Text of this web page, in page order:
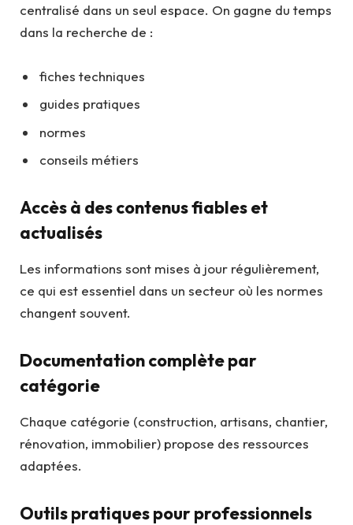
centralisé dans un seul espace. On gagne du temps
dans la recherche de :
fiches techniques
guides pratiques
normes
conseils métiers
Accès à des contenus fiables et
actualisés
Les informations sont mises à jour régulièrement,
ce qui est essentiel dans un secteur où les normes
changent souvent.
Documentation complète par
catégorie
Chaque catégorie (construction, artisans, chantier,
rénovation, immobilier) propose des ressources
adaptées.
Outils pratiques pour professionnels